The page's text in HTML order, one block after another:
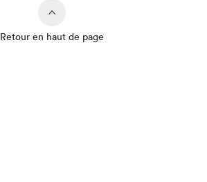
Retour en haut de page